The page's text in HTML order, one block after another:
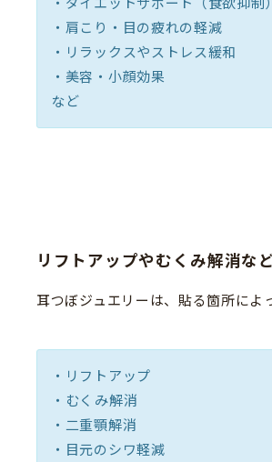
・ダイエットサポート（食欲抑制）
・肩こり・目の疲れの軽減
・リラックスやストレス緩和
・美容・小顔効果
など
リフトアップやむくみ解消な
耳つぼジュエリーは、貼る箇所によ
・リフトアップ
・むくみ解消
・二重顎解消
・目元のシワ軽減